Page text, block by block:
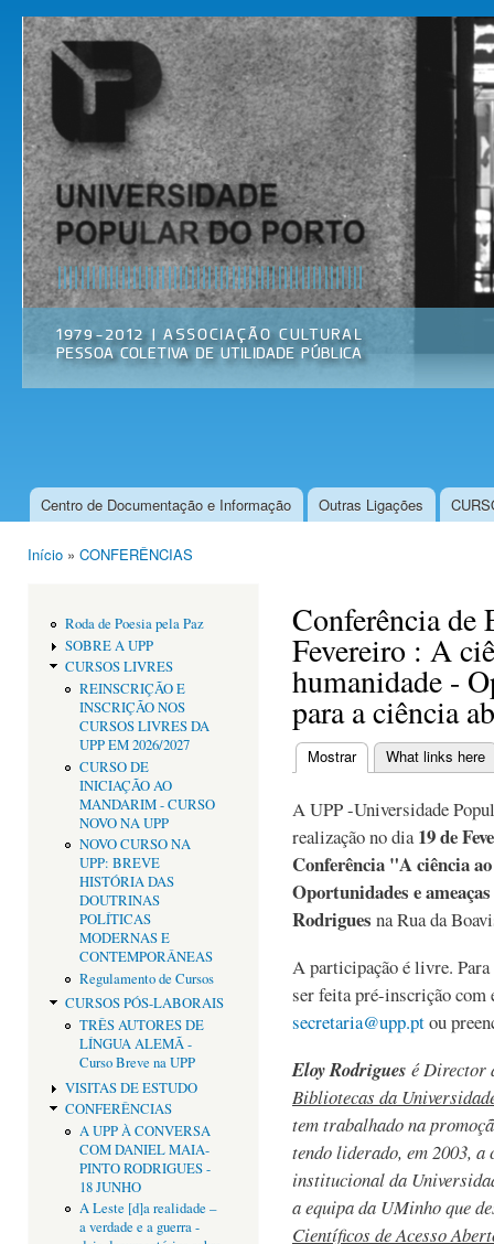
Universidade
Popular do
Porto
Associação
Cultural
Menu principal
Centro de Documentação e Informação Outras Ligações
Início » CONFERÊNCIAS
Roda de Poesia pela Paz
SOBRE A UPP
CURSOS LIVRES
REINSCRIÇÃO E
INSCRIÇÃO NOS
CURSOS LIVRES DA
UPP EM 2026/2027
CURSO DE
INICIAÇÃO AO
MANDARIM - CURSO
NOVO NA UPP
NOVO CURSO NA
UPP: BREVE
HISTÓRIA DAS
DOUTRINAS
POLÍTICAS
MODERNAS E
CONTEMPORÂNEAS
Regulamento de Cursos
CURSOS PÓS-LABORAIS
TRÊS AUTORES DE
LÍNGUA ALEMÃ -
Curso Breve na UPP
VISITAS DE ESTUDO
CONFERÊNCIAS
A UPP À CONVERSA
COM DANIEL MAIA-
PINTO RODRIGUES -
18 JUNHO
A Leste [d]a realidade –
a verdade e a guerra -
Conferência de
Fevereiro : A
humanidade -
para a ciência
Separadores
Mostrar(separador ativo)
What links here
A UPP -Universidade
realização no dia19 de
Conferência "A ciência
Oportunidades e
Rodrigues na Rua da
A participação é livre.
ser feita pré-inscrição com
secretaria@upp.ptou
Eloy Rodrigues é Director
Bibliotecas da
tem trabalhado na
tendo liderado, em 2003,
institucional da
a equipa da UMinho que
Científicos de Acesso